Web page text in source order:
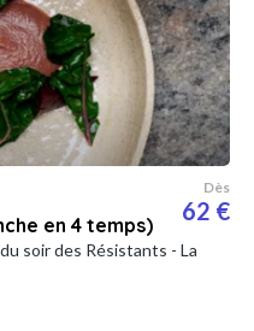
en 4 temps)
Dès
62 €
soir des Résistants - La